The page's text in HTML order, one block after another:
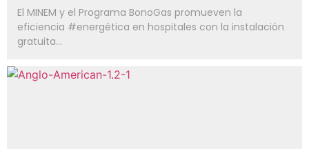
El MINEM y el Programa BonoGas promueven la
eficiencia #energética en hospitales con la instalación
gratuita...